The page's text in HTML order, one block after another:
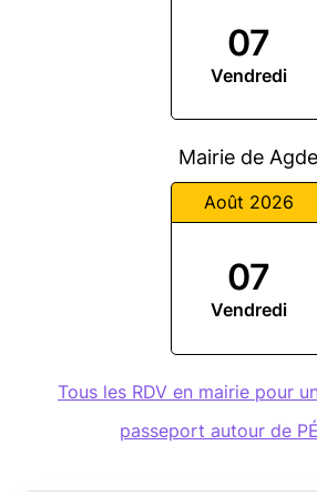
07
Vendredi
Mairie de Agde
Août 2026
07
Vendredi
Tous les RDV en mairie pour
passeport autour de